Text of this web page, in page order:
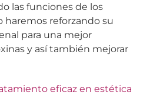
las funciones de los
haremos reforzando su
para una mejor
y así también mejorar
eficaz en estética